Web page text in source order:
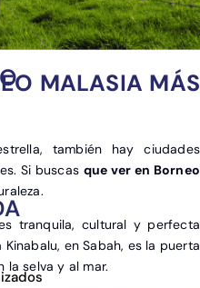
MALASIA MÁS
también hay ciudades
Si buscas que ver en Borneo
tranquila, cultural y perfecta
en Sabah, es la puerta
la selva y al mar.